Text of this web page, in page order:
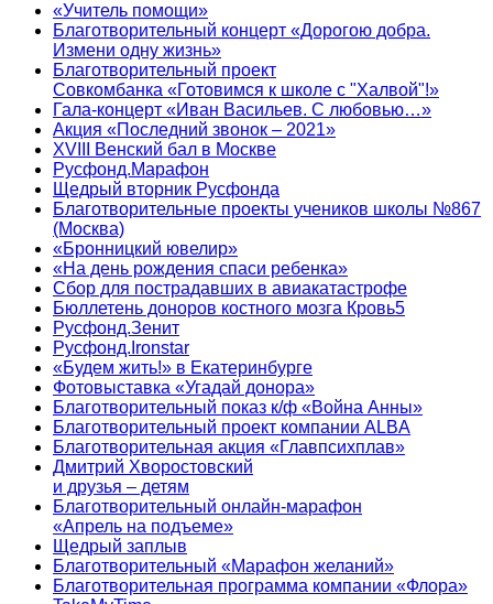
«Учитель помощи»
Благотворительный концерт «Дорогою добра.
Измени одну жизнь»
Благотворительный проект
Совкомбанка «Готовимся к школе с "Халвой"!»
Гала-концерт «Иван Васильев. С любовью…»
Акция «Последний звонок – 2021»
XVIII Венский бал в Москве
Русфонд.Марафон
Щедрый вторник Русфонда
Благотворительные проекты учеников школы №867
(Москва)
«Бронницкий ювелир»
«На день рождения спаси ребенка»
Сбор для пострадавших в авиакатастрофе
Бюллетень доноров костного мозга Кровь5
Русфонд.Зенит
Русфонд.Ironstar
«Будем жить!» в Екатеринбурге
Фотовыставка «Угадай донора»
Благотворительный показ к/ф «Война Анны»
Благотворительный проект компании ALBA
Благотворительная акция «Главпсихплав»
Дмитрий Хворостовский
и друзья – детям
Благотворительный онлайн‑марафон
«Апрель на подъеме»
Щедрый заплыв
Благотворительный «Марафон желаний»
Благотворительная программа компании «Флора»